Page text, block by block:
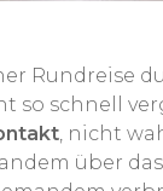
Rundreise
so schnell
, nicht
über